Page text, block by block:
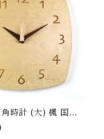
(大) 楓 国産
オリジナル 無
結婚祝い ナチュラ